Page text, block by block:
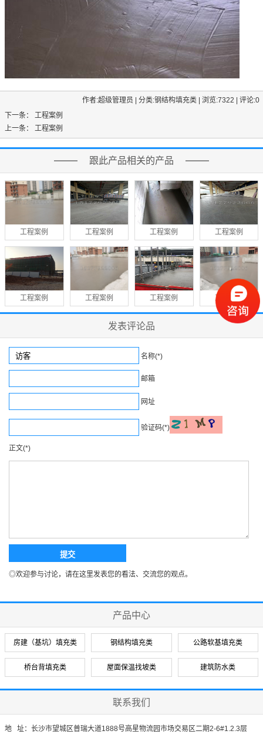
作者:超级管理员 | 分类:钢结构填充类 | 浏览:7322 | 评论:0
下一条：
工程案例
上一条：
工程案例
跟此产品相关的产品
工程案例 工程案例 工程案例 工程案例
工程案例 工程案例 工程案例 工程案例
发表评论品
名称(*)
邮箱
网址
验证码(*)
正文(*)
◎欢迎参与讨论，请在这里发表您的看法、交流您的观点。
产品中心
房建（基坑）填充类 钢结构填充类 公路软基填充类
桥台背填充类 屋面保温找坡类 建筑防水类
联系我们
地 址：长沙市望城区普瑞大道1888号高星物流园市场交易区二期2-6#1.2.3层